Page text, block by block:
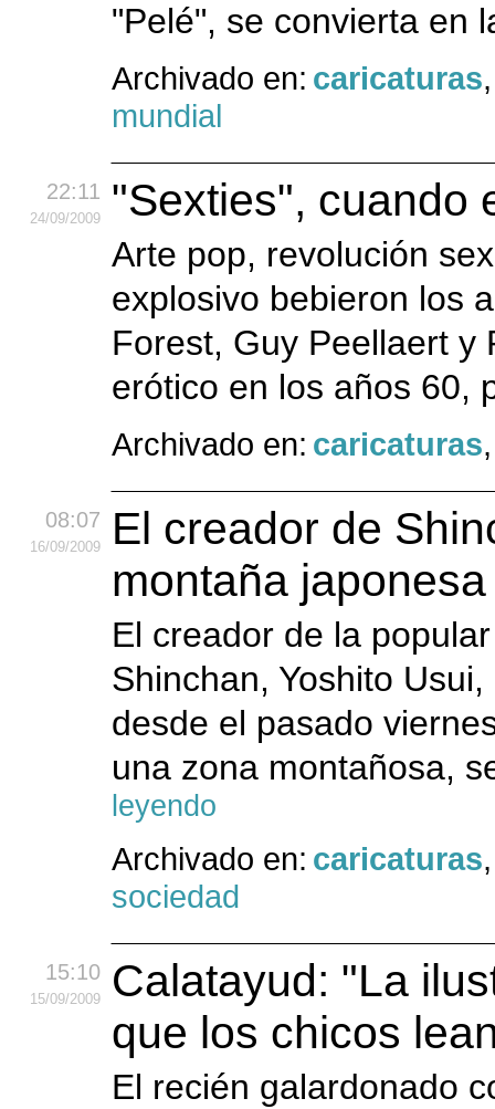
"Pelé", se convierta en
Archivado en: caricaturas
mundial
22:11
24/09/2009 "Sexties", cuando
Arte pop, revolución
explosivo bebieron los
Forest, Guy Peellaert y
erótico en los años 60,
Archivado en: caricaturas
08:07
16/09/2009
El creador de
montaña japonesa
El creador de la
Shinchan, Yoshito
desde el pasado
una zona montañosa,
leyendo
Archivado en: caricaturas
sociedad
15:10
15/09/2009
Calatayud: "La
que los chicos
El recién galardonado